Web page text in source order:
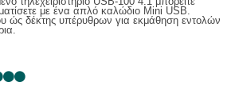
με ένα απλό καλώδιο Mini USB.
ώς δέκτης υπέρυθρων για εκμάθηση εντολών